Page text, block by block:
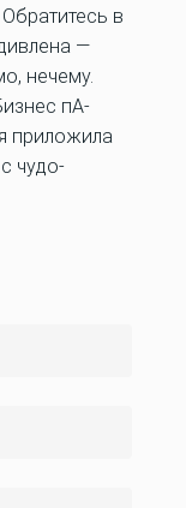
в
—
нечему.
пА-
приложила
чудо-